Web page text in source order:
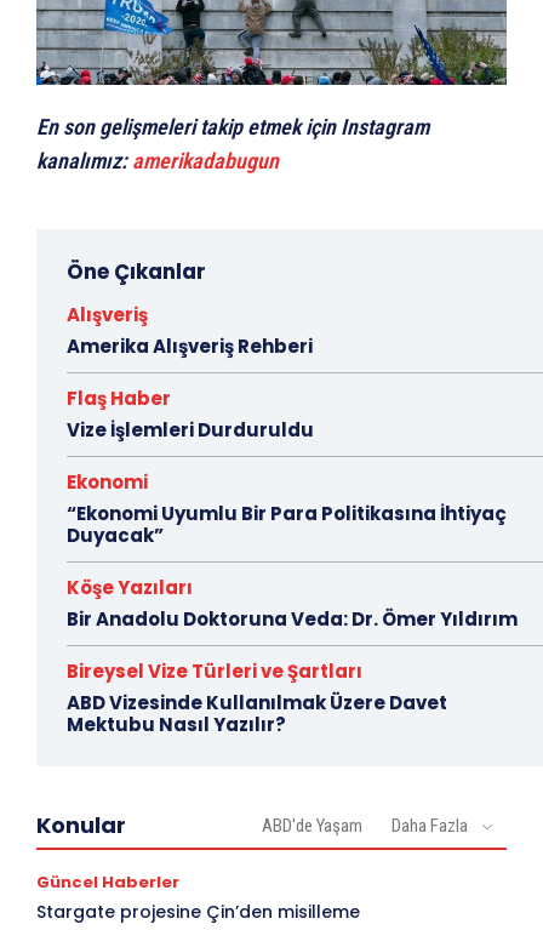
En son gelişmeleri takip etmek için Instagram
kanalımız:amerikadabugun
Öne Çıkanlar
Alışveriş
Amerika Alışveriş Rehberi
Flaş Haber
Vize İşlemleri Durduruldu
Ekonomi
“Ekonomi Uyumlu Bir Para Politikasına İhtiyaç
Duyacak”
Köşe Yazıları
Bir Anadolu Doktoruna Veda: Dr. Ömer Yıldırım
Bireysel Vize Türleri ve Şartları
ABD Vizesinde Kullanılmak Üzere Davet
Mektubu Nasıl Yazılır?
Konular ABD'de Yaşam Daha Fazla
Güncel Haberler
Stargate projesine Çin’den misilleme